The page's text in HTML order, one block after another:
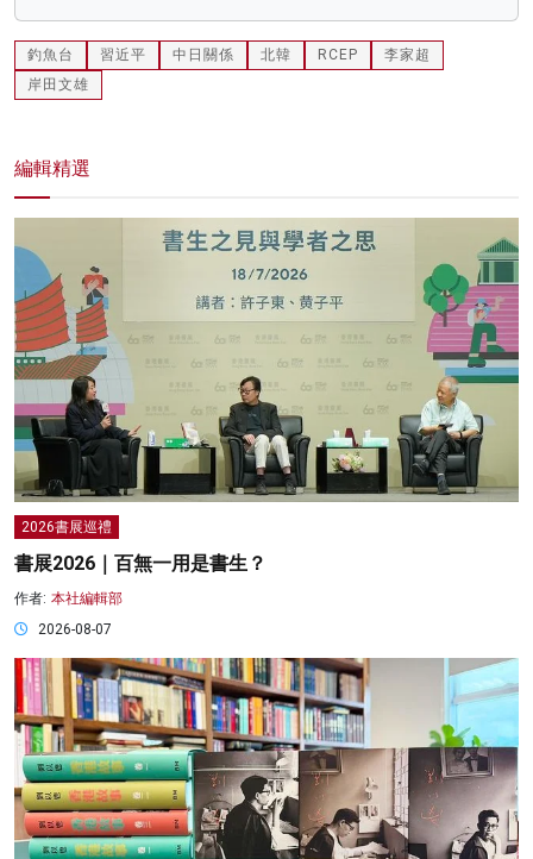
釣魚台 習近平 中日關係 北韓 RCEP
李家超
岸田文雄
編輯精選
2026書展巡禮
書展2026｜百無一用是書生？
作者: 本社編輯部
2026-08-07